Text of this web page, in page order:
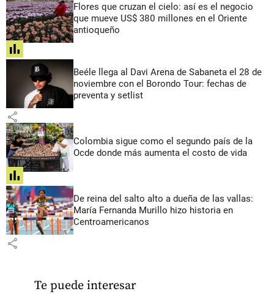
Flores que cruzan el cielo: así es el negocio
que mueve US$ 380 millones en el Oriente
antioqueño
share
Beéle llega al Davi Arena de Sabaneta el 28 de
noviembre con el Borondo Tour: fechas de
preventa y setlist
share
Colombia sigue como el segundo país de la
Ocde donde más aumenta el costo de vida
share
De reina del salto alto a dueña de las vallas:
María Fernanda Murillo hizo historia en
Centroamericanos
share
Te puede interesar